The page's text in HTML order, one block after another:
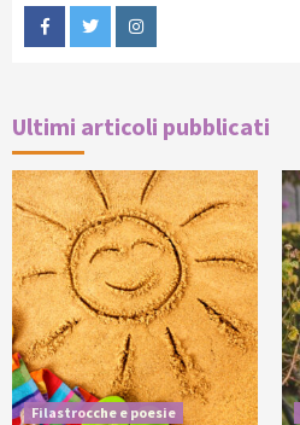
FacebookTwitterInstagram
Ultimi articoli pubblicati
Filastrocche e poesie